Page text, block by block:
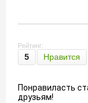
Рейтинг:
5 Нравится
Понравиласть
друзьям!